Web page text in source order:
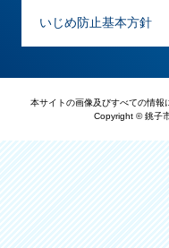
いじめ防止基本方針
本サイトの画像及びすべての情報
Copyright © 銚子